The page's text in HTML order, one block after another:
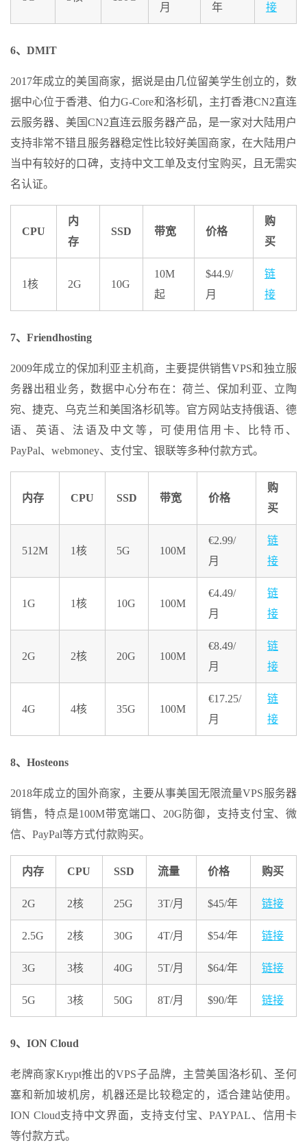
月
年 接
6、DMIT
2017年成立的美国商家，据说是由几位留美学生创立的，数
据中心位于香港、伯力G-Core和洛杉矶，主打香港CN2直连
云服务器、美国CN2直连云服务器产品，是一家对大陆用户
支持非常不错且服务器稳定性比较好美国商家，在大陆用户
当中有较好的口碑，支持中文工单及支付宝购买，且无需实
名认证。
CPU
内
存
SSD 带宽 价格
购
买
1核 2G 10G
10M
起
$44.9/
月
链
接
7、Friendhosting
2009年成立的保加利亚主机商，主要提供销售VPS和独立服
务器出租业务，数据中心分布在：荷兰、保加利亚、立陶
宛、捷克、乌克兰和美国洛杉矶等。官方网站支持俄语、德
语、英语、法语及中文等，可使用信用卡、比特币、
PayPal、webmoney、支付宝、银联等多种付款方式。
内存 CPU SSD 带宽 价格
购
买
512M 1核 5G 100M
€2.99/
月
链
接
1G 1核 10G 100M
€4.49/
月
链
接
2G 2核 20G 100M
€8.49/
月
链
接
4G 4核 35G 100M
€17.25/
月
链
接
8、Hosteons
2018年成立的国外商家，主要从事美国无限流量VPS服务器
销售，特点是100M带宽端口、20G防御，支持支付宝、微
信、PayPal等方式付款购买。
内存 CPU SSD 流量 价格 购买
2G 2核 25G 3T/月 $45/年 链接
2.5G 2核 30G 4T/月 $54/年 链接
3G 3核 40G 5T/月 $64/年 链接
5G 3核 50G 8T/月 $90/年 链接
9、ION Cloud
老牌商家Krypt推出的VPS子品牌，主营美国洛杉矶、圣何
塞和新加坡机房，机器还是比较稳定的，适合建站使用。
ION Cloud支持中文界面，支持支付宝、PAYPAL、信用卡
等付款方式。